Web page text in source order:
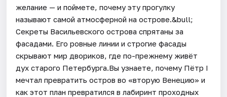
желание — и поймете, почему эту прогулку
называют самой атмосферной на острове.&bull;
Секреты Васильевского острова спрятаны за
фасадами. Его ровные линии и строгие фасады
скрывают мир двориков, где по-прежнему живёт
дух старого Петербурга.Вы узнаете, почему Пётр I
мечтал превратить остров во «вторую Венецию» и
как этот план превратился в лабиринт проходных